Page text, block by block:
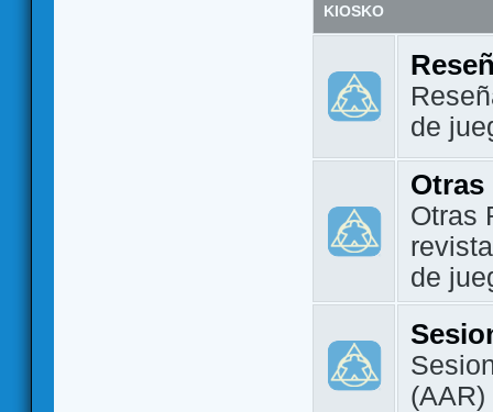
KIOSKO
de
Otras
Otras
de
(AAR)